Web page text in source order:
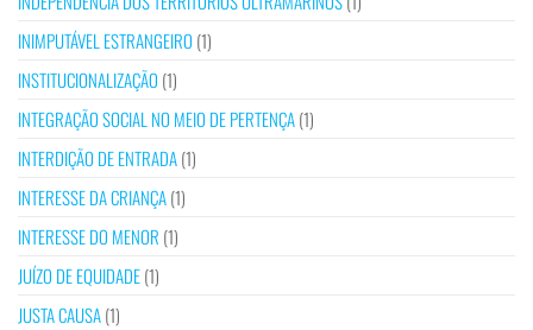
INIMPUTÁVEL ESTRANGEIRO (1)
INSTITUCIONALIZAÇÃO (1)
INTEGRAÇÃO SOCIAL NO MEIO DE PERTENÇA(1)
INTERDIÇÃO DE ENTRADA(1)
INTERESSE DA CRIANÇA(1)
INTERESSE DO MENOR (1)
JUÍZO DE EQUIDADE(1)
JUSTA CAUSA(1)